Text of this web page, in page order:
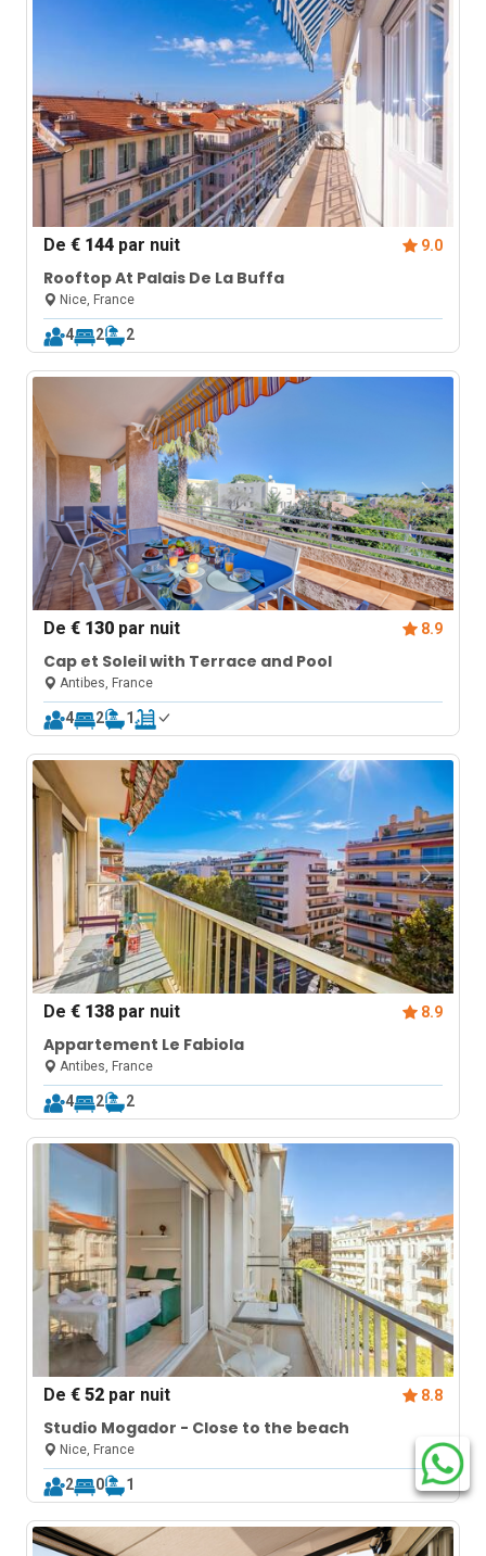
De€ 144 par nuit 9.0
Rooftop At Palais De La Buffa
Nice, France
4 2 2
De€ 130 par nuit 8.9
Cap et Soleil with Terrace and Pool
Antibes, France
4 2 1
De€ 138 par nuit 8.9
Appartement Le Fabiola
Antibes, France
4 2 2
De€ 52 par nuit 8.8
Studio Mogador - Close to the beach
Nice, France
2 0 1